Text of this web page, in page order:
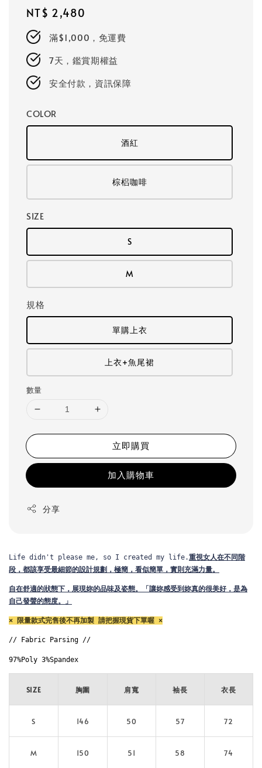
Regular
price
NT$ 2,480
滿$1,000，免運費
7天，鑑賞期權益
安全付款，資訊保障
COLOR
酒紅
棕梠咖啡
SIZE
S
M
規格
單購上衣
上衣+魚尾裙
數量
立即購買
加入購物車
分享
Life didn't please me, so I created my life.重視女人在不同階
段，都該享受最細節的設計規劃， 極簡，看似簡單，實則充滿力量。
自在舒適的狀態下，展現妳的品味及姿態。
「讓妳感受到妳真的很美好，是為
自己發聲的態度。」
× 限量款式完售後不再加製 請把握現貨下單喔 ×
// Fabric Parsing //
97%Poly 3%Spandex
SIZE 胸圍 肩寬 袖長 衣長
S 146 50 57 72
M 150 51 58 74